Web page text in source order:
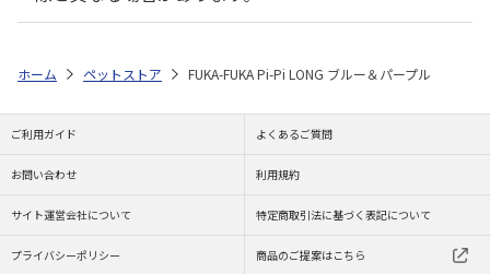
ホーム ペットストア FUKA-FUKA Pi-Pi LONG ブルー＆パープル
ご利用ガイド よくあるご質問
お問い合わせ 利用規約
サイト運営会社について 特定商取引法に基づく表記について
プライバシーポリシー 商品のご提案はこちら